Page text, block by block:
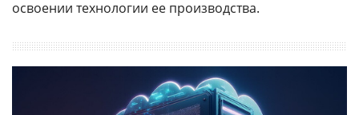
освоении технологии ее производства.